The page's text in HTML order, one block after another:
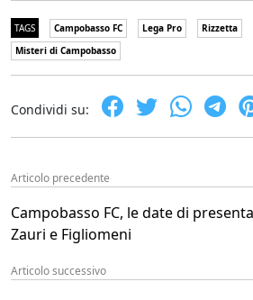
TAGS Campobasso FC Lega Pro Rizzetta
Misteri di Campobasso
Condividi su:
Articolo precedente
Campobasso FC, le date di
Zauri e Figliomeni
Articolo successivo